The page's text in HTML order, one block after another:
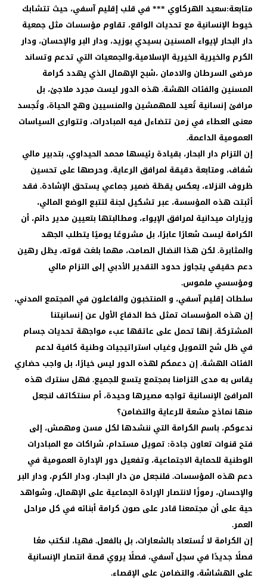
متابعة:سعيد الهركاوي *** في قلب إقليم آسفي، حيث تتشابك
خيوط الإنسانية مع تحديات الواقع، تقاوم مؤسسات مثل جمعية
دار البحار لإيواء المسنين بسيدي بوزيد، ودار البر والإحسان، ودار
الكرم والخيرية الخيرية الإسلامية،والجمعيات التي تدعم وتساند
مرضى السرطان والادمان ،شبح الإهمال الذي يهدد كرامة
المسنين والفئات الهشة. هذه الدور ليست مجرد ملاجئ، بل
مرافئ إنسانية تُعيد للمهمشين والمنسيين وهج الحياة، وتُجسد
معنى العطاء في زمن تتضاءل فيه المبادرات، وتتوارى السياسات
العمومية الداعمة.
إن التزام دار البحار، بقيادة رئيسها محمد الحيداوي، بتدبير مالي
شفاف، ومتابعة دقيقة لمرافق الرعاية، وحرصها على تحسين
ظروف النزلاء، يعكس يقظة ضمير جماعي يستحق الإشادة. فقد
أثبتت هذه المؤسسة، عبر تشكيل لجنة لتتبع الوضع المالي،
وزيارات ميدانية لمرافق الإيواء، ومطالبتها بتعيين مدير دائم، أن
الكرامة ليست شعارًا عابرًا، بل مشروعًا يوميًا يتطلب الجهد
والمثابرة. لكن هذا النضال الصامت، مهما بلغت قوته، يظل رهين
دعم حقيقي يتجاوز حدود التقدير الأدبي إلى التزام مالي
ومؤسسي ملموس.
سلطات إقليم آسفي، و المنتخبون والفاعلون في المجتمع المدني،
إن هذه المؤسسات تمثل خط الدفاع الأول عن إنسانيتنا
المشتركة. إنها تحمل على عاتقها عبء مواجهة تحديات جسام
في ظل شح التمويل وغياب استراتيجيات وطنية كافية لدعم
الفئات الهشة. إن دعمكم لهذه الدور ليس خيارًا، بل واجب حضاري
يقاس به مدى التزامنا بمجتمع يتسع للجميع. فهل سنترك هذه
المرافئ الإنسانية تواجه مصيرها وحيدة، أم سنتكاتف لنجعل
منها نماذج مشعة للرعاية والتضامن؟
ندعوكم، باسم الكرامة التي ننشدها لكل مسن ومهمش، إلى
فتح قنوات تعاون جادة: تمويل مستدام، شراكات مع المبادرات
الوطنية للحماية الاجتماعية، وتفعيل دور الإدارة العمومية في
دعم هذه المؤسسات. فلنجعل من دار البحار، ودار الكرم، ودار البر
والإحسان، رموزًا لانتصار الإرادة الجماعية على الإهمال، وشواهد
حية على أن مجتمعنا قادر على صون كرامة أبنائه في كل مراحل
العمر.
إن الكرامة لا تُستعاد بالشعارات، بل بالفعل. فهيا، لنكتب معًا
فصلًا جديدًا في سجل آسفي، فصلًا يروي قصة انتصار الإنسانية
على الهشاشة، والتضامن على الإقصاء.